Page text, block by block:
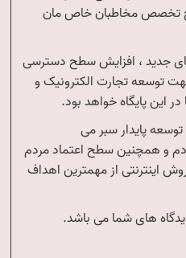
تخصص مخاطبان خاص مان
جدید ، افزایش سطح دسترسی
توسعه تجارت الکترونیک و
این پایگاه خواهد بود.
پایدار سبر می
و همچنین سطح اعتماد مردم
اینترنتی از مهمترین اهداف